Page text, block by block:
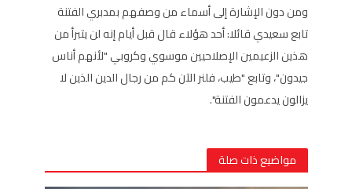
ومن دون الإشارة إلى أسماء من وصفهم بمدبري الفتنة
تابع سعيدي قائلا: أحد هؤلاء قال قبل أيام إنه لن يتبرأ من
هذين الزعيمين الإصلاحيين موسوي وكروبي "لأنهم أناس
جيدون"، وتابع "طيب، فلنر الآن كم من رجال الدين الذين لا
يزالون يدعمون الفتنة".
مواضيع ذات صلة